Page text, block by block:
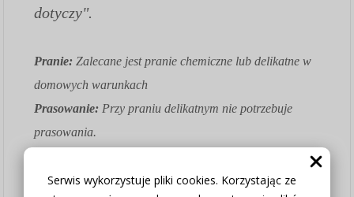
Serwis wykorzystuje pliki cookies. Korzystając ze
dotyczy".
Pranie: Zalecane jest pranie chemiczne lub delikatne w
domowych warunkach
Prasowanie: Przy praniu delikatnym nie potrzebuje
prasowania.
Tkaninę z włosiem prasujemy po lewej stronie materiału
z podłożonym ręcznikiem, lekko rozgrzanym żelazkiem z